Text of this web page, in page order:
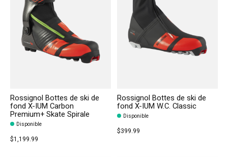
Rossignol Bottes de ski de
fond X-IUM Carbon
Premium+ Skate Spirale
Disponible
$1,199.99
Rossignol Bottes de ski de
fond X-IUM W.C. Classic
Disponible
$399.99